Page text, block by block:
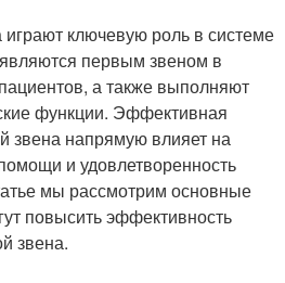
ключевую роль в системе
первым звеном в
а также выполняют
функции. Эффективная
звена напрямую влияет на
и удовлетворенность
мы рассмотрим основные
повысить эффективность
звена.